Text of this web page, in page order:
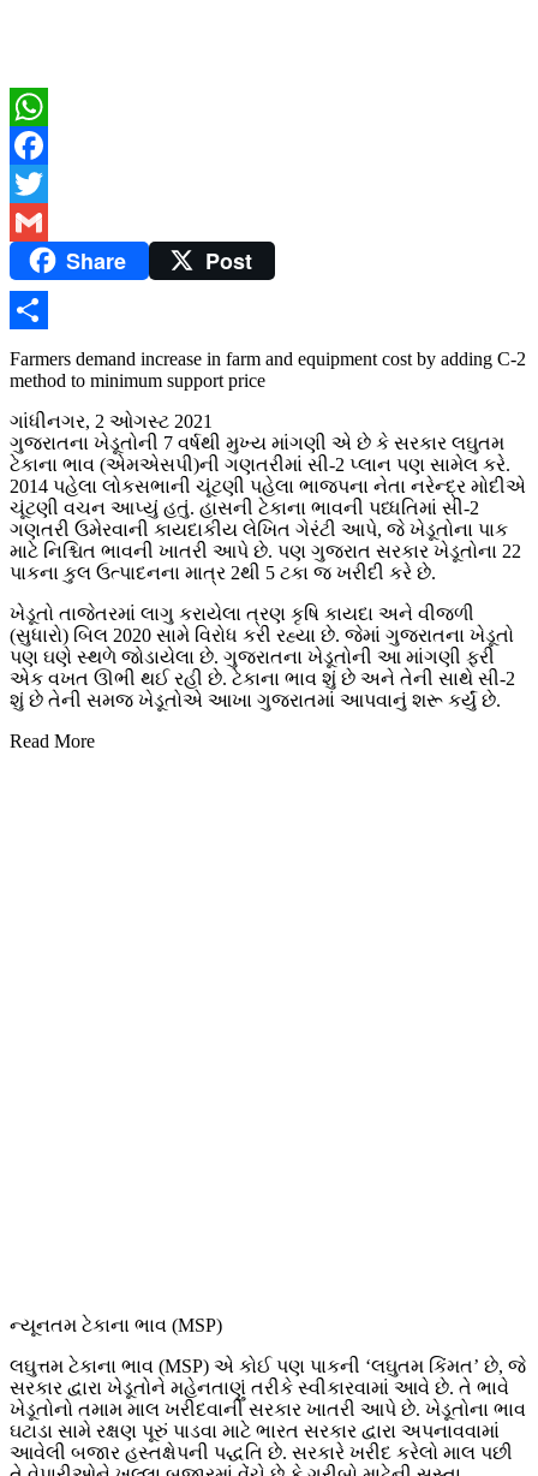
WhatsApp
Facebook
Twitter
Gmail Share Post
Share
Farmers demand increase in farm and equipment cost by adding C-2
method to minimum support price
ગાંધીનગર, 2 ઓગસ્ટ 2021
ગુજરાતના ખેડૂતોની 7 વર્ષથી મુખ્ય માંગણી એ છે કે સરકાર લઘુતમ
ટેકાના ભાવ (એમએસપી)ની ગણતરીમાં સી-2 પ્લાન પણ સામેલ કરે.
2014 પહેલા લોકસભાની ચૂંટણી પહેલા ભાજપના નેતા નરેન્દ્ર મોદીએ
ચૂંટણી વચન આપ્યું હતું. હાસની ટેકાના ભાવની પધ્ધતિમાં સી-2
ગણતરી ઉમેરવાની કાયદાકીય લેખિત ગેરંટી આપે, જે ખેડૂતોના પાક
માટે નિશ્ચિત ભાવની ખાતરી આપે છે. પણ ગુજરાત સરકાર ખેડૂતોના 22
પાકના કુલ ઉત્પાદનના માત્ર 2થી 5 ટકા જ ખરીદી કરે છે.
ખેડૂતો તાજેતરમાં લાગુ કરાયેલા ત્રણ કૃષિ કાયદા અને વીજળી
(સુધારો) બિલ 2020 સામે વિરોધ કરી રહ્યા છે. જેમાં ગુજરાતના ખેડૂતો
પણ ઘણે સ્થળે જોડાયેલા છે. ગુજરાતના ખેડૂતોની આ માંગણી ફરી
એક વખત ઊભી થઈ રહી છે. ટેકાના ભાવ શું છે અને તેની સાથે સી-2
શું છે તેની સમજ ખેડૂતોએ આખા ગુજરાતમાં આપવાનું શરૂ કર્યું છે.
Read More
ન્યૂનતમ ટેકાના ભાવ (MSP)
લઘુત્તમ ટેકાના ભાવ (MSP) એ કોઈ પણ પાકની ‘લઘુતમ કિંમત’ છે, જે
સરકાર દ્વારા ખેડૂતોને મહેનતાણું તરીકે સ્વીકારવામાં આવે છે. તે ભાવે
ખેડૂતોનો તમામ માલ ખરીદવાની સરકાર ખાતરી આપે છે. ખેડૂતોના ભાવ
ઘટાડા સામે રક્ષણ પૂરું પાડવા માટે ભારત સરકાર દ્વારા અપનાવવામાં
આવેલી બજાર હસ્તક્ષેપની પદ્ધતિ છે. સરકારે ખરીદ કરેલો માલ પછી